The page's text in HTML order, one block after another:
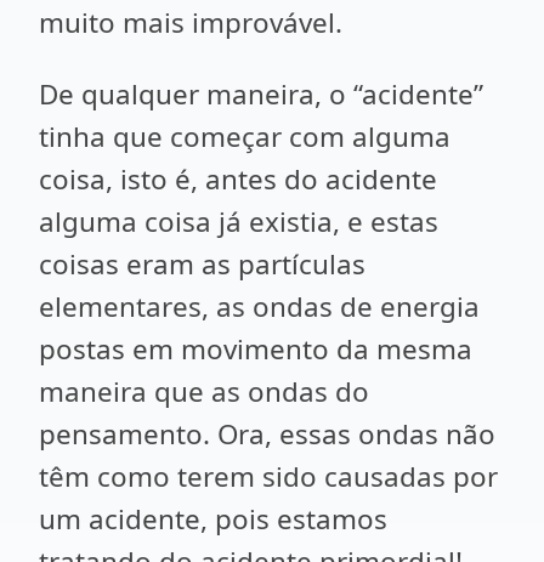
muito mais improvável.
De qualquer maneira, o “acidente”
tinha que começar com alguma
coisa, isto é, antes do acidente
alguma coisa já existia, e estas
coisas eram as partículas
elementares, as ondas de energia
postas em movimento da mesma
maneira que as ondas do
pensamento. Ora, essas ondas não
têm como terem sido causadas por
um acidente, pois estamos